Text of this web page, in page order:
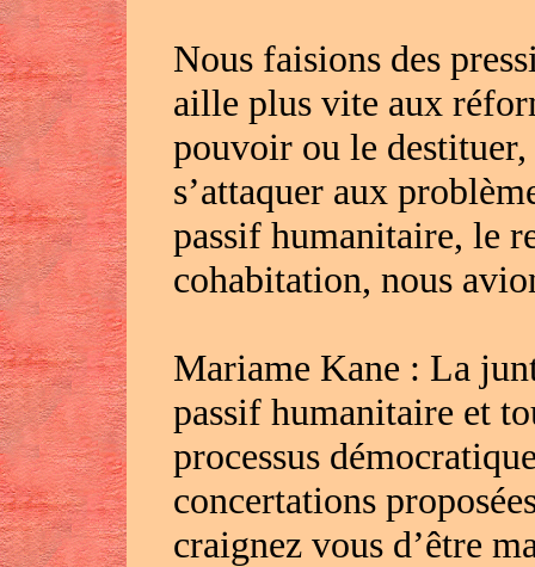
Nous faisions des
aille plus vite aux
pouvoir ou le
s’attaquer aux
passif humanitaire, le
cohabitation, nous
Mariame Kane : La
passif humanitaire et
processus
concertations
craignez vous d’être